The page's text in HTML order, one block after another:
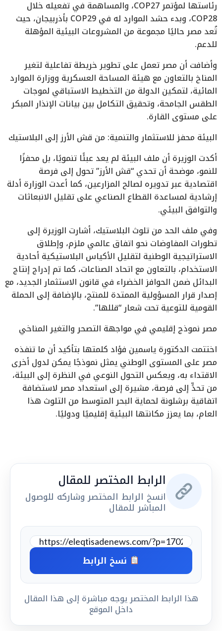
رئاستها لمؤتمر COP27، والمساهمة في تفعيله خلال
COP28، وبدء حشد الموارد له في COP29 بأذربيجان، حيث
تُعد مصر حاليًا مجموعة من المشروعات البيئية المؤهلة
للدعم.
وأضافت أن مصر تعمل على تطوير خريطة تفاعلية لتغير
المناخ بالتعاون مع هيئة المساحة العسكرية ووزارة الموارد
المائية، لتمكين الدولة من التخطيط الاستباقي لموجات
الطقس الجامحة، وتحقيق التكامل بين بيانات الإنذار المبكر
على مستوى القارة.
البيئة محفز للاستثمار والتنمية: من قش الأرز إلى البلاستيك
أكدت الوزيرة أن ملف البيئة لم يعد عبئًا تنمويًا، بل محفزًا
للنمو، موضحة أن تحدي “قش الأرز” تحول إلى فرصة
اقتصادية عبر تدويره لصالح المزارعين، كما أعدت الوزارة أدلة
إرشادية لمساعدة القطاع الصناعي على تقليل الانبعاثات
والتوافق البيئي.
وفي ملف الحد من تلوث البلاستيك، أشارت الوزيرة إلى
تطورات المفاوضات نحو اتفاق عالمي ملزم، وإطلاق
الاستراتيجية الوطنية لتقليل الأكياس البلاستيكية أحادية
الاستخدام، بالتعاون مع اتحاد الصناعات، كما تم إدراج إنتاج
البدائل ضمن الحوافز الخضراء في قانون الاستثمار الجديد، مع
إصدار قرار المسؤولية الممتدة للمنتج، بالإضافة إلى الحملة
القومية للتوعية تحت شعار “قللها”.
مصر نموذج إقليمي في مواجهة التصحر والتغير المناخي
اختتمت الدكتورة ياسمين فؤاد كلمتها بتأكيد أن ما تنفذه
مصر على المستوى الوطني يمثل نموذجًا يمكن لدول أخرى
الاقتداء به، ويعكس التحول النوعي في النظرة إلى البيئة،
من تحدٍّ إلى فرصة، مشيرة إلى استعداد مصر لاستضافة
اتفاقية برشلونة لحماية البحر المتوسط من التلوث هذا
العام، بما يعزز مكانتها البيئية إقليميًا ودوليًا.
الرابط المختصر للمقال
انسخ الرابط المختصر وشاركه للوصول
المباشر للمقال
نسخ الرابط
هذا الرابط المختصر يوجه مباشرة إلى هذا المقال
داخل الموقع